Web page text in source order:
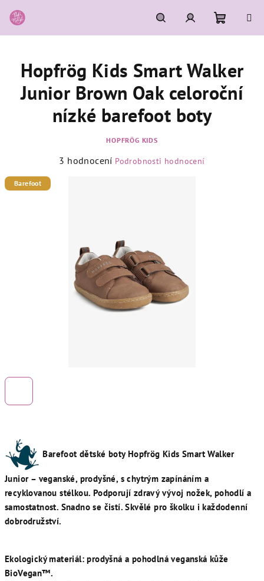
na
obsah
HledatPřihlášeníNákupní
košík
Barefoot dětské boty Hopfrög Kids Smart Walker
Junior – veganské, prodyšné, s chytrým zapínáním a
recyklovanou stélkou. Podporují zdravý vývoj nožek, pohodlí a
samostatnost. Snadno se čistí. Skvělé pro školku i každodenní
dobrodružství.
Ekologický materiál: prodyšná a pohodlná veganská kůže
BioVegan™.
Hopfrög Kids Smart Walker
Junior Brown Oak celoroční
nízké barefoot boty
HOPFRÖG KIDS
Průměrné
3 hodnocení Podrobnosti hodnocení
Barefoot